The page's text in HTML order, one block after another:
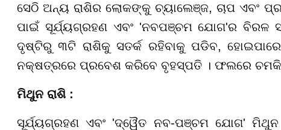
ସେଠି ଅନ୍ୟ ରାଶିର ଲୋକଙ୍କୁ ଚ୍ୟାଲେଞ୍ଜ, ଚାପ ଏବଂ
ପାଇଁ ସୂର୍ଯ୍ୟଗ୍ରହଣ ଏବଂ 'ନବପଞ୍ଚମ ଯୋଗ'ର
ଦୃଷ୍ଟିରୁ ୩ଟି ରାଶିକୁ ସତର୍କ ରହିବାକୁ ପଡିବ,
ନକ୍ଷତ୍ରରେ ପ୍ରବେଶ କରିବେ ବୃହସ୍ପତି । ଫଲରେ
ମିଥୁନ ରାଶି :
ସୂର୍ଯ୍ୟଗ୍ରହଣ ଏବଂ 'ଦ୍ୱୈତ ନବ-ପଞ୍ଚମ ଯୋଗ'